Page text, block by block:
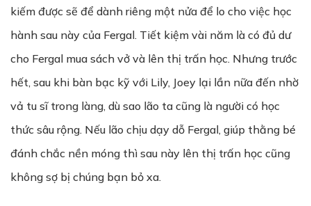
kiếm được sẽ để dành riêng một nửa để lo cho việc học
hành sau này của Fergal. Tiết kiệm vài năm là có đủ dư
cho Fergal mua sách vở và lên thị trấn học. Nhưng trước
hết, sau khi bàn bạc kỹ với Lily, Joey lại lần nữa đến nhờ
vả tu sĩ trong làng, dù sao lão ta cũng là người có học
thức sâu rộng. Nếu lão chịu dạy dỗ Fergal, giúp thằng bé
đánh chắc nền móng thì sau này lên thị trấn học cũng
không sợ bị chúng bạn bỏ xa.